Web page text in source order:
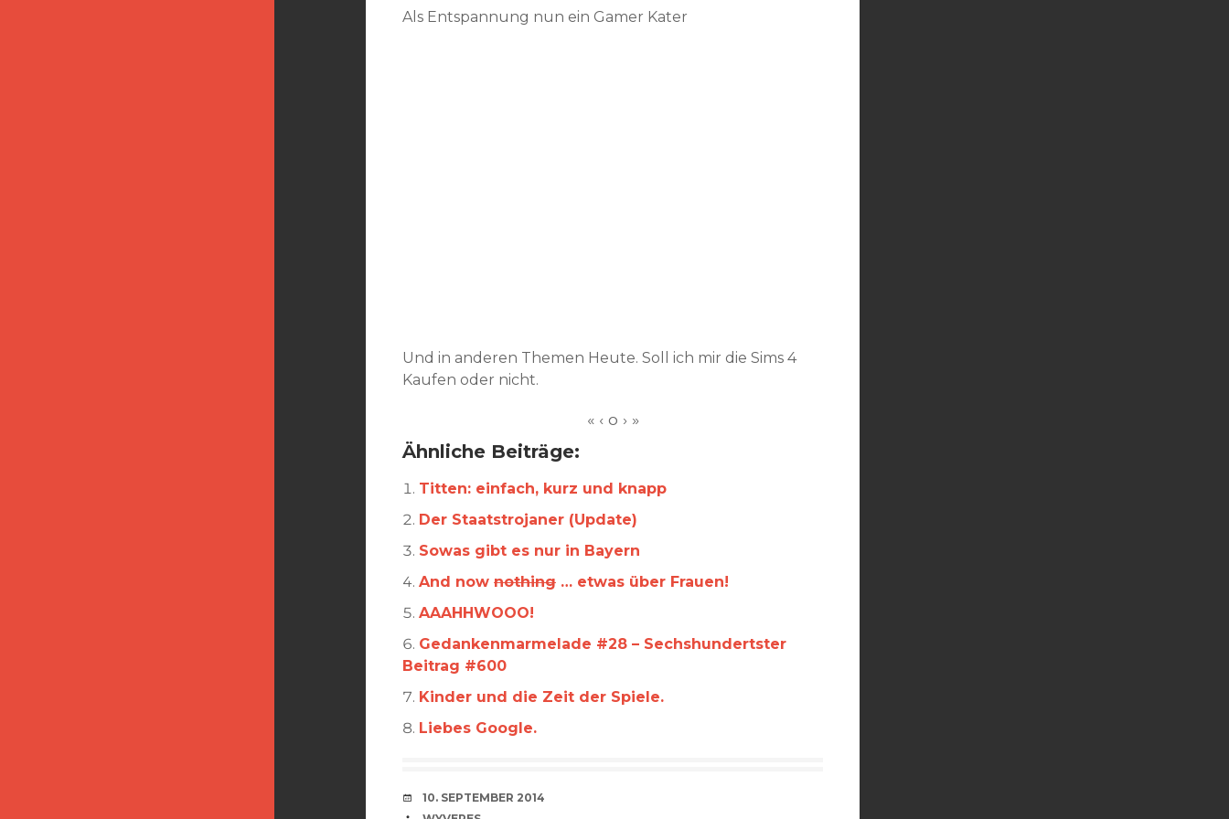
Als Entspannung nun ein Gamer Kater
Und in anderen Themen Heute. Soll ich mir die Sims 4
Kaufen oder nicht.
Ähnliche Beiträge:
Titten: einfach, kurz und knapp
Der Staatstrojaner (Update)
Sowas gibt es nur in Bayern
And now nothing … etwas über Frauen!
AAAHHWOOO!
Gedankenmarmelade #28 – Sechshundertster
Beitrag #600
Kinder und die Zeit der Spiele.
Liebes Google.
VERABREDUNG
10. SEPTEMBER 2014